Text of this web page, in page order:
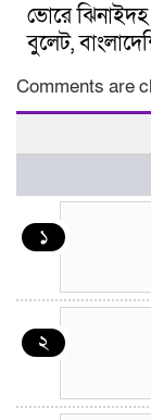
ভোরে
বুলেট,
Comments are
১
২